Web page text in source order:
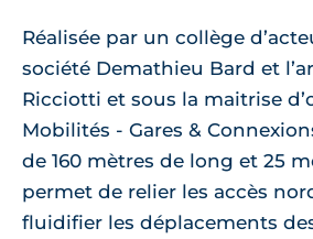
Réalisée par un collège
société Demathieu Bard et
Ricciotti et sous la maitrise
Mobilités - Gares &
de 160 mètres de long et 25
permet de relier les accès
fluidifier les déplacements